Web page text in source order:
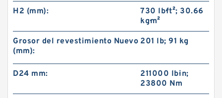
H2 (mm):
730 lb·ft²; 30.66
kg·m²
Grosor del revestimiento Nuevo
(mm):
201 lb; 91 kg
D24 mm:
211000 lb·in;
23800 Nm